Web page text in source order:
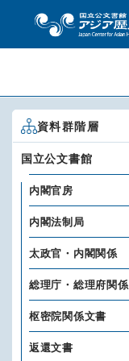
資料群階層
国立公文書館
内閣官房
内閣法制局
太政官・内閣関係
総理庁・総理府関係
枢密院関係文書
返還文書